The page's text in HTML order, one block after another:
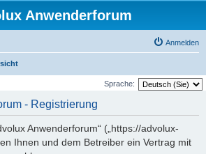
Anwenderforum
Anmelden
Sprache:
- Registrierung
Anwenderforum“ („https://advolux-
Ihnen und dem Betreiber ein Vertrag mit